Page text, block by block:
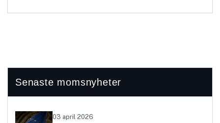
Senaste momsnyheter
03 april 2026